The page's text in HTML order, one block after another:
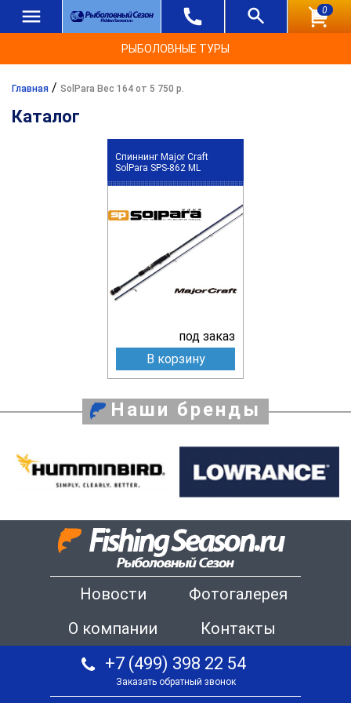
0
РЫБОЛОВНЫЕ ТУРЫ
Главная / SolPara Вес 164 от 5 750 р.
Каталог
Спиннинг Major Craft
SolPara SPS-862 ML
под заказ
В корзину
Наши бренды
Новости
Фотогалерея
О компании
Контакты
+7 (499) 398 22 54
Заказать обратный звонок